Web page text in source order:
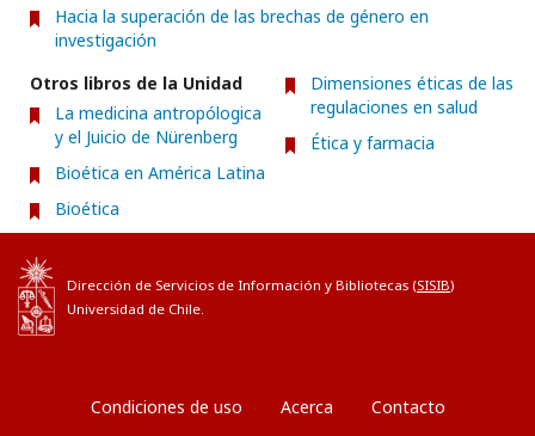
Hacia la superación de las brechas de género en
investigación
Otros libros de la Unidad
La medicina antropólogica
y el Juicio de Nürenberg
Bioética en América Latina
Bioética
Dimensiones éticas de las
regulaciones en salud
Ética y farmacia
Dirección de Servicios de Información y Bibliotecas (SISIB)
Universidad de Chile.
Condiciones de uso Acerca Contacto